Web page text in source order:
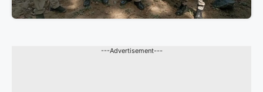
---Advertisement---